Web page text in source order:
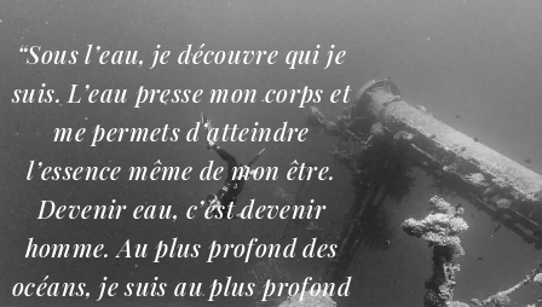
“Sous l’eau, je découvre qui je
suis. L’eau presse mon corps et
me permets d’atteindre
l’essence même de mon être.
Devenir eau, c’est devenir
homme. Au plus profond des
océans, je suis au plus profond